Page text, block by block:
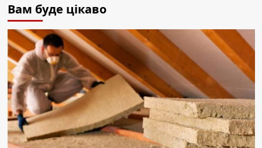
Вам буде цікаво